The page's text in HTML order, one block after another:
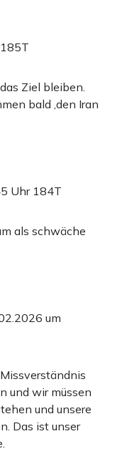
185T
Ziel bleiben.
bald ‚den Iran
Uhr 184T
als schwäche
um
und wir müssen
und unsere
Das ist unser